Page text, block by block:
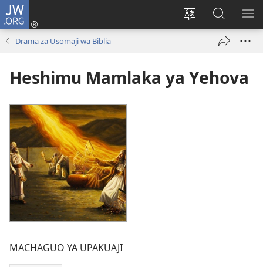
JW.ORG
Badili
Ingia
(opens
Tafuta
Katika
JW.ORG
Drama za Usomaji wa Biblia
Heshimu Mamlaka ya Yehova
MACHAGUO YA UPAKUAJI